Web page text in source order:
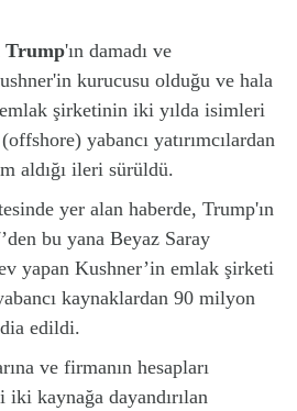
Trump'ın damadı ve
kurucusu olduğu ve hala
şirketinin iki yılda isimleri
yabancı yatırımcılardan
aldığı ileri sürüldü.
yer alan haberde, Trump'ın
bu yana Beyaz Saray
yapan Kushner’in emlak şirketi
kaynaklardan 90 milyon
edildi.
ve firmanın hesapları
kaynağa dayandırılan